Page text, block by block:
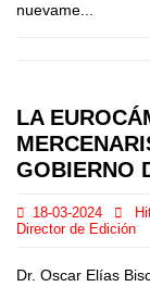
nuevame...
LA
GOBIERNO
18-03-2024
Director de Edición
Dr. Oscar Elías